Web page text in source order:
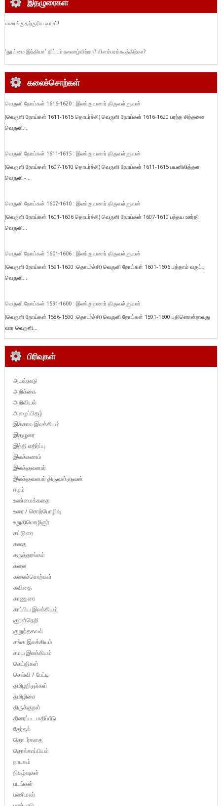
இதழுரைகள்
வணங்குதற்குரிய வாரம்!
‘தூய்மை இந்தியா’ திட்டம் நலவாழ்விற்கா? விளம்பரக்கூத்திற்கா?
கலைச்சொற்கள்
வெருளி நோய்கள் 1616-1620 : இலக்குவனார் திருவள்ளுவன்
(வெருளி நோய்கள் 1611-1615 தொடர்ச்சி) வெருளி நோய்கள் 1616-1620 பரந்த சிந்தனை
வெருளி...
வெருளி நோய்கள் 1611-1615 : இலக்குவனார் திருவள்ளுவன்
(வெருளி நோய்கள் 1607-1610 தொடர்ச்சி) வெருளி நோய்கள் 1611-1615 பயனிலித்தள
வெருளி -...
வெருளி நோய்கள் 1607-1610 : இலக்குவனார் திருவள்ளுவன்
(வெருளி நோய்கள் 1601-1606 தொடர்ச்சி) வெருளி நோய்கள் 1607-1610 பந்தய ஊர்தி
வெருளி...
வெருளி நோய்கள் 1601-1606 : இலக்குவனார் திருவள்ளுவன்
(வெருளி நோய்கள் 1591-1600 :தொடர்ச்சி) வெருளி நோய்கள் 1601-1606 பத்தாம் வகுப்பு
வெருளி...
வெருளி நோய்கள் 1591-1600 : இலக்குவனார் திருவள்ளுவன்
(வெருளி நோய்கள் 1586-1590 :தொடர்ச்சி) வெருளி நோய்கள் 1591-1600 பதினொன்றாவது
வார வெருளி...
பிரிவுகள்
அயல்நாடு
அறிக்கை
அறிவியல்
அழைப்பிதழ்
இக்கால இலக்கியம்
இதழுரை
இந்தி எதிர்ப்பு
இலக்கணம்
இலக்குவனார்
இலக்குவனார் திருவள்ளுவன்
ஈழம்
உண்மைக்கதை
உரை / சொற்பொழிவு
உறுதிமொழிஞர்
கட்டுரை
கதை
கருத்தரங்கம்
கலை
கலைச்சொற்கள்
கவிதை
காணுரை
காப்பிய இலக்கியம்
குறள்நெறி
குறுந்தகவல்
சங்க இலக்கியம்
சமய இலக்கியம்
செய்திகள்
செவ்வி / பேட்டி
தமிழறிஞர்கள்
தமிழிசை
திருக்குறள்
திரைப்பட மதிப்பீடு
தேர்தல்
தொடர்கதை
தொல்காப்பியம்
நாடகம்
நிகழ்வுகள்
படங்கள்
பணிமலர்